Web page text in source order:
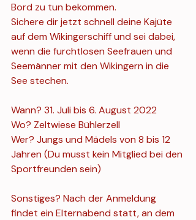
Bord zu tun bekommen.
Sichere dir jetzt schnell deine Kajüte
auf dem Wikingerschiff und sei dabei,
wenn die furchtlosen Seefrauen und
Seemänner mit den Wikingern in die
See stechen.
Wann? 31. Juli bis 6. August 2022
Wo? Zeltwiese Bühlerzell
Wer? Jungs und Mädels von 8 bis 12
Jahren (Du musst kein Mitglied bei den
Sportfreunden sein)
Sonstiges? Nach der Anmeldung
findet ein Elternabend statt, an dem